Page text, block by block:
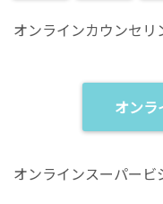
オンラインカウンセリ
オンラ
オンラインスーパー